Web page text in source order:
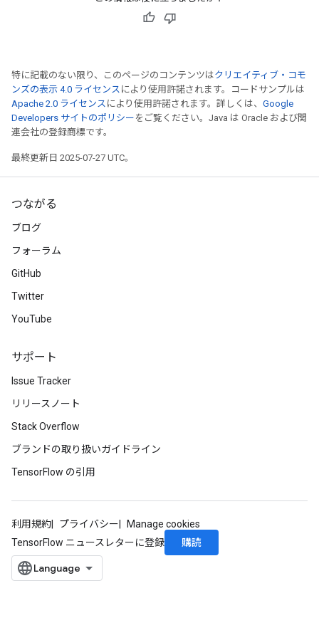
特に記載のない限り、このページのコンテンツはクリエイティブ・コモ
ンズの表示 4.0 ライセンス により使用許諾されます。コードサンプルは
Apache 2.0 ライセンス により使用許諾されます。詳しくは、 Google
Developers サイトのポリシー をご覧ください。Java は Oracle および関
連会社の登録商標です。
最終更新日 2025-07-27 UTC。
つながる
ブログ
フォーラム
GitHub
Twitter
YouTube
サポート
Issue Tracker
リリースノート
Stack Overflow
ブランドの取り扱いガイドライン
TensorFlow の引用
利用規約 プライバシー
Manage cookies
TensorFlow ニュースレターに登録
購読